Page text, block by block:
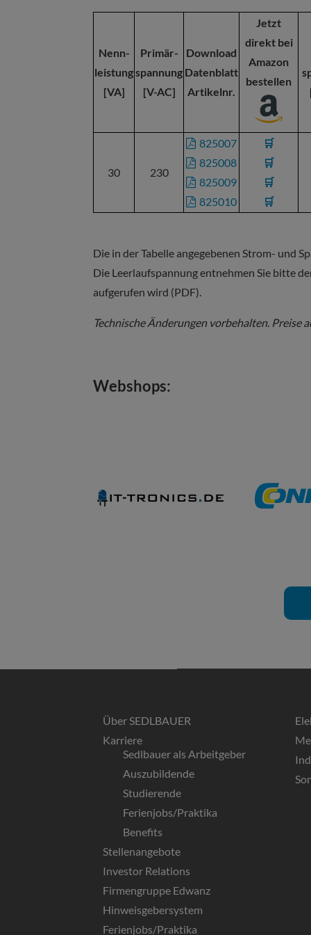
Nenn-
leistung
[VA]
Primär-
spannung
[V-AC]
Download
Datenblatt
Artikelnr.
Jetzt
direkt bei
Amazon
bestellen
30 230
825007
825008
825009
825010
🛒
🛒
🛒
🛒
Die in der Tabelle angegebenen Strom- und
Die Leerlaufspannung entnehmen Sie bitte
aufgerufen wird (PDF).
Technische Änderungen vorbehalten. Preise
Webshops:
Über SEDLBAUER
Karriere
Sedlbauer als Arbeitgeber
Auszubildende
Studierende
Ferienjobs/Praktika
Benefits
Stellenangebote
Investor Relations
Firmengruppe Edwanz
Hinweisgebersystem
Ferienjobs/Praktika